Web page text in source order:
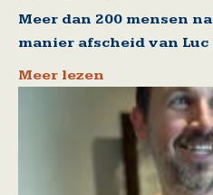
Meer dan 200 mensen
manier afscheid van Luc
Meer lezen